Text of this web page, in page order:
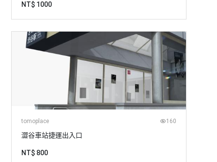
NT$ 1000
tomoplace 160
澀谷車站捷運出入口
NT$ 800